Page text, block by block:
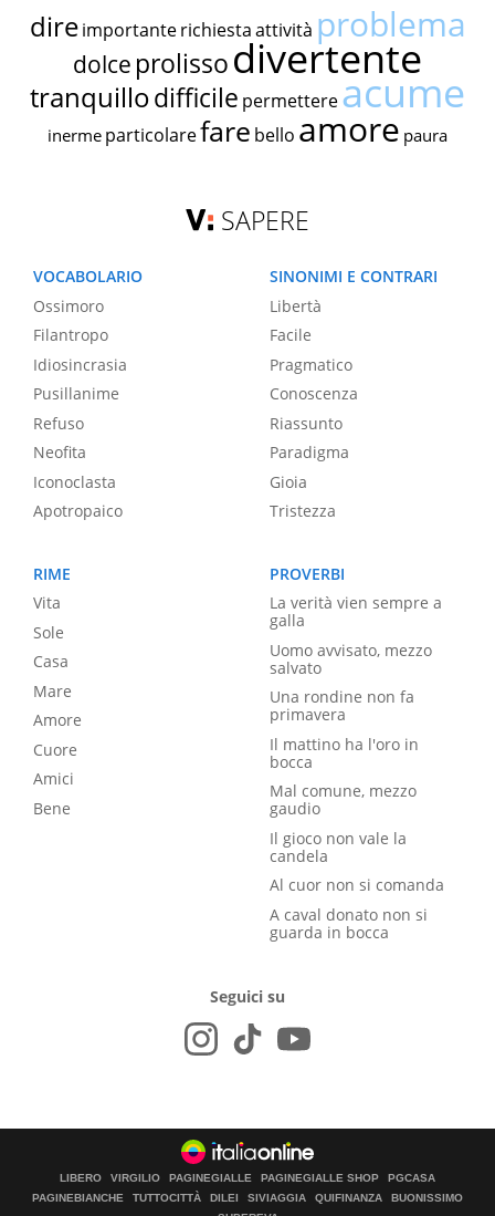
dire importante richiestaattività problema
dolce prolissodivertente
tranquillodifficile permettereacume
inerme particolarefare bello amore paura
SAPERE
VOCABOLARIO
Ossimoro
Filantropo
Idiosincrasia
Pusillanime
Refuso
Neofita
Iconoclasta
Apotropaico
SINONIMI E CONTRARI
Libertà
Facile
Pragmatico
Conoscenza
Riassunto
Paradigma
Gioia
Tristezza
RIME
Vita
Sole
Casa
Mare
Amore
Cuore
Amici
Bene
PROVERBI
La verità vien sempre a
galla
Uomo avvisato, mezzo
salvato
Una rondine non fa
primavera
Il mattino ha l'oro in
bocca
Mal comune, mezzo
gaudio
Il gioco non vale la
candela
Al cuor non si comanda
A caval donato non si
guarda in bocca
Seguici su
LIBERO VIRGILIO PAGINEGIALLE PAGINEGIALLE SHOP
PGCASA
PAGINEBIANCHE
TUTTOCITTÀ DILEI SIVIAGGIA QUIFINANZA
BUONISSIMO